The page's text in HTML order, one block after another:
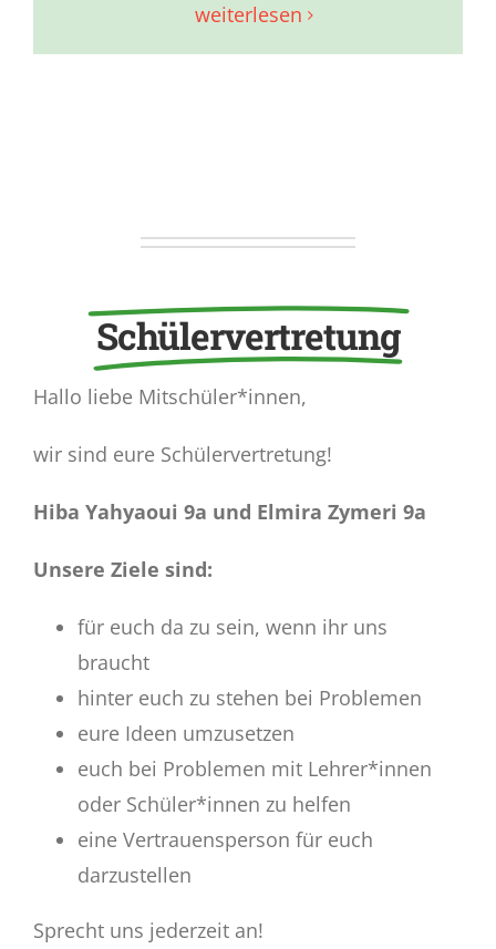
weiterlesen
Schülervertretung
Hallo liebe Mitschüler*innen,
wir sind eure Schülervertretung!
Hiba Yahyaoui 9a und Elmira Zymeri 9a
Unsere Ziele sind:
für euch da zu sein, wenn ihr uns
braucht
hinter euch zu stehen bei Problemen
eure Ideen umzusetzen
euch bei Problemen mit Lehrer*innen
oder Schüler*innen zu helfen
eine Vertrauensperson für euch
darzustellen
Sprecht uns jederzeit an!